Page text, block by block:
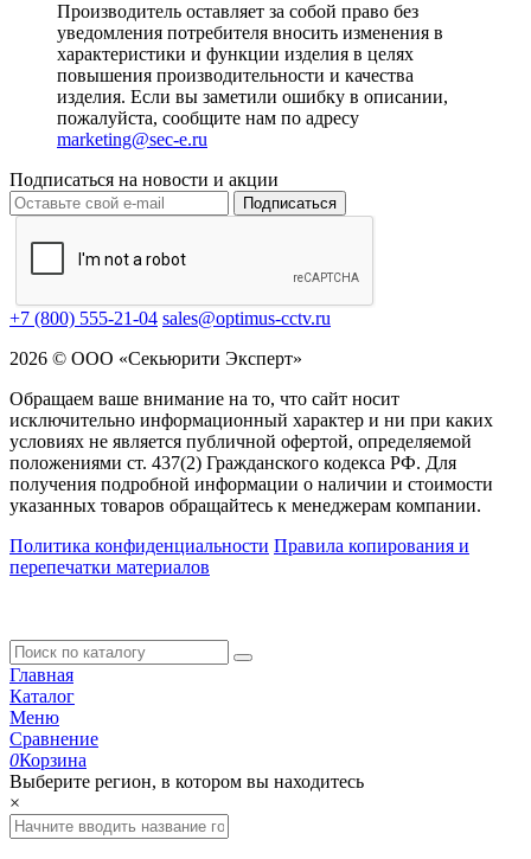
Производитель оставляет за собой право без
уведомления потребителя вносить изменения в
характеристики и функции изделия в целях
повышения производительности и качества
изделия. Если вы заметили ошибку в описании,
пожалуйста, сообщите нам по адресу
marketing@sec-e.ru
Подписаться на новости и акции
Подписаться
+7 (800) 555-21-04 sales@optimus-cctv.ru
2026 © ООО «Секьюрити Эксперт»
Обращаем ваше внимание на то, что сайт носит
исключительно информационный характер и ни при каких
условиях не является публичной офертой, определяемой
положениями ст. 437(2) Гражданского кодекса РФ. Для
получения подробной информации о наличии и стоимости
указанных товаров обращайтесь к менеджерам компании.
Политика конфиденциальности Правила копирования и
перепечатки материалов
Главная
Каталог
Меню
Сравнение
0Корзина
Выберите регион, в котором вы находитесь
×